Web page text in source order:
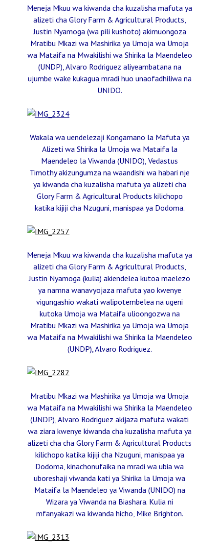
Meneja Mkuu wa kiwanda cha kuzalisha mafuta ya
alizeti cha Glory Farm & Agricultural Products,
Justin Nyamoga (wa pili kushoto) akimuongoza
Mratibu Mkazi wa Mashirika ya Umoja wa Umoja
wa Mataifa na Mwakilishi wa Shirika la Maendeleo
(UNDP), Alvaro Rodriguez aliyeambatana na
ujumbe wake kukagua mradi huo unaofadhiliwa na
UNIDO.
Wakala wa uendelezaji Kongamano la Mafuta ya
Alizeti wa Shirika la Umoja wa Mataifa la
Maendeleo la Viwanda (UNIDO), Vedastus
Timothy akizungumza na waandishi wa habari nje
ya kiwanda cha kuzalisha mafuta ya alizeti cha
Glory Farm & Agricultural Products kilichopo
katika kijiji cha Nzuguni, manispaa ya Dodoma.
Meneja Mkuu wa kiwanda cha kuzalisha mafuta ya
alizeti cha Glory Farm & Agricultural Products,
Justin Nyamoga (kulia) akiendelea kutoa maelezo
ya namna wanavyojaza mafuta yao kwenye
vigungashio wakati walipotembelea na ugeni
kutoka Umoja wa Mataifa ulioongozwa na
Mratibu Mkazi wa Mashirika ya Umoja wa Umoja
wa Mataifa na Mwakilishi wa Shirika la Maendeleo
(UNDP), Alvaro Rodriguez.
Mratibu Mkazi wa Mashirika ya Umoja wa Umoja
wa Mataifa na Mwakilishi wa Shirika la Maendeleo
(UNDP), Alvaro Rodriguez akijaza mafuta wakati
wa ziara kwenye kiwanda cha kuzalisha mafuta ya
alizeti cha cha Glory Farm & Agricultural Products
kilichopo katika kijiji cha Nzuguni, manispaa ya
Dodoma, kinachonufaika na mradi wa ubia wa
uboreshaji viwanda kati ya Shirika la Umoja wa
Mataifa la Maendeleo ya Viwanda (UNIDO) na
Wizara ya Viwanda na Biashara. Kulia ni
mfanyakazi wa kiwanda hicho, Mike Brighton.